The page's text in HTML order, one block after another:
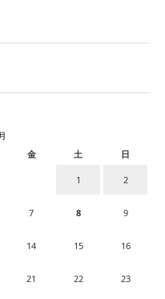
金 土 日
1 2
7 8 9
14 15 16
21 22 23